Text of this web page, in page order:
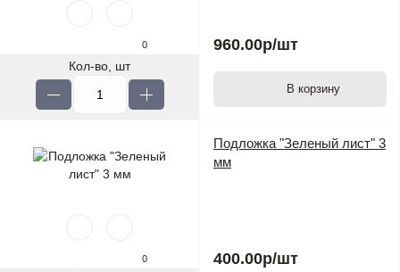
0
Кол-во, шт
960.00р/шт
В корзину
0
Подложка "Зеленый лист" 3
мм
400.00р/шт